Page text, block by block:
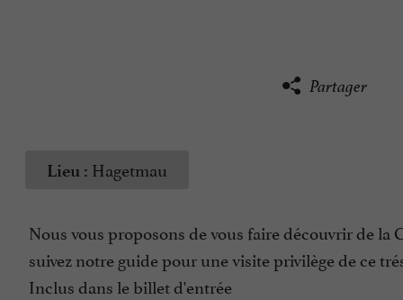
Partager
Lieu : Hagetmau
Nous vous proposons de vous faire découvrir de
suivez notre guide pour une visite privilège de ce
Inclus dans le billet d'entrée